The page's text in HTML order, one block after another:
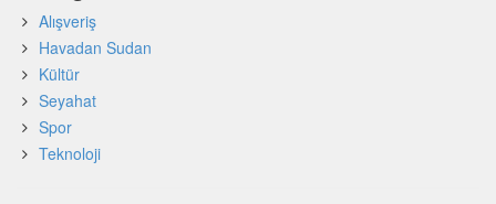
Alışveriş
Havadan Sudan
Kültür
Seyahat
Spor
Teknoloji